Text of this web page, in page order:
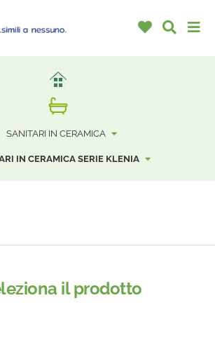
SANITARI IN CERAMICA
IN CERAMICA SERIE KLENIA
il prodotto